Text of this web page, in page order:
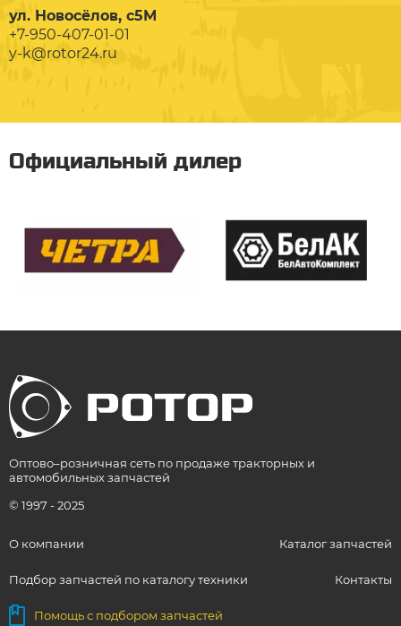
ул. Новосёлов, с5М
+7-950-407-01-01
y-k@rotor24.ru
Официальный дилер
Оптово–розничная сеть по продаже тракторных и
автомобильных запчастей
© 1997 - 2025
О компании Каталог запчастей
Подбор запчастей по каталогу техники Контакты
Помощь с подбором запчастей